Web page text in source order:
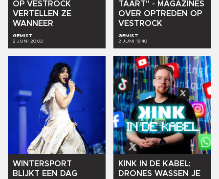
OP VESTROCK
VERTELLEN ZE
WANNEER
GEMIST
2 JUNI 20:02
TAART" - MAGAZINES
OVER OPTREDEN OP
VESTROCK
GEMIST
2 JUNI 18:40
WINTERSPORT
BLIJKT EEN
DAG
KINK IN DE KABEL:
DRONES WASSEN JE